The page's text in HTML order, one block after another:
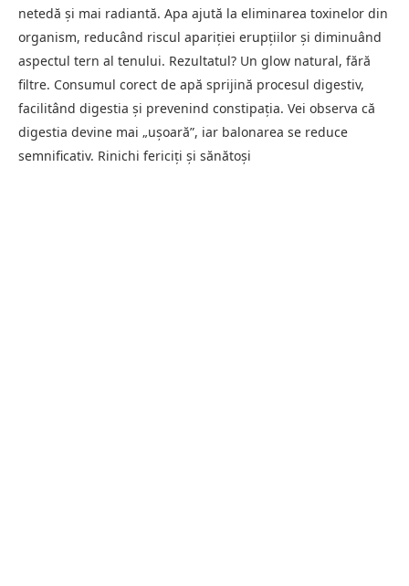
netedă și mai radiantă. Apa ajută la eliminarea toxinelor din
organism, reducând riscul apariției erupțiilor și diminuând
aspectul tern al tenului. Rezultatul? Un glow natural, fără
filtre. Consumul corect de apă sprijină procesul digestiv,
facilitând digestia și prevenind constipația. Vei observa că
digestia devine mai „ușoară”, iar balonarea se reduce
semnificativ. Rinichi fericiți și sănătoși